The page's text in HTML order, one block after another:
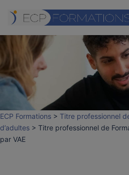
ECP Formations > Titre professionnel
d’adultes > Titre professionnel de
par VAE